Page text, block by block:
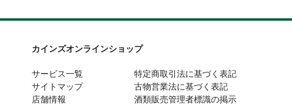
カインズオンラインショップ
サービス一覧
サイトマップ
店舗情報
特定商取引法に基づく表記
古物営業法に基づく表記
酒類販売管理者標識の掲示